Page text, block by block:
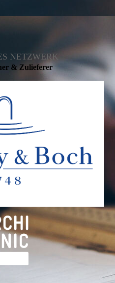
NETZWERK
& Zulieferer